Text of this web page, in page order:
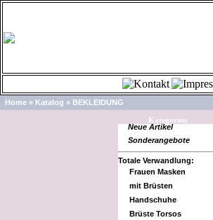
Home » Katalog » BEKLEIDUNG
Kategorien
Neue Artikel
Sonderangebote
Totale Verwandlung:
Frauen Masken
mit Brüsten
Handschuhe
Brüste Torsos